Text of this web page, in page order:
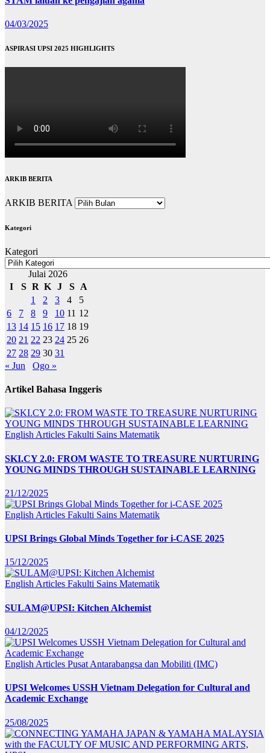
04/03/2025
ASPIRASI UPSI 2025 HIGHLIGHTS
ARKIB BERITA
ARKIB BERITA
Kategori
Kategori
Julai 2026
I
S R K J S
A
1
2 3 4
5
6
7 8 9 10 11 12
13 14 15 16 17 18 19
20 21 22 23 24 25 26
27 28 29 30 31
« Jun
Ogo »
Artikel Bahasa Inggeris
English Articles Fakulti Sains Matematik
SKI.CY 2.0: FROM WASTE TO TREASURE NURTURING
YOUNG MINDS THROUGH SUSTAINABLE LEARNING
21/12/2025
English Articles Fakulti Sains Matematik
UPSI Brings Global Minds Together for i-CASE 2025
15/12/2025
English Articles Fakulti Sains Matematik
SULAM@UPSI: Kitchen Alchemist
04/12/2025
English Articles Pusat Antarabangsa dan Mobiliti (IMC)
UPSI Welcomes USSH Vietnam Delegation for Cultural and
Academic Exchange
25/08/2025